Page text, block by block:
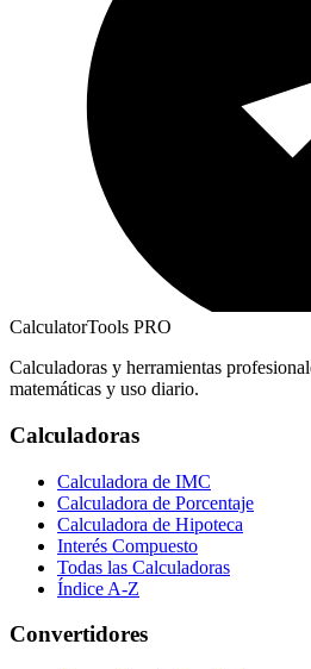
CalculatorTools PRO
Calculadoras y herramientas
matemáticas y uso diario.
Calculadoras
Calculadora de IMC
Calculadora de Porcentaje
Calculadora de Hipoteca
Interés Compuesto
Todas las Calculadoras
Índice A-Z
Convertidores